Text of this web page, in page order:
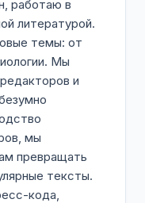
работаю в
литературой.
темы: от
Мы
и
мы
превращать
тексты.
кода,